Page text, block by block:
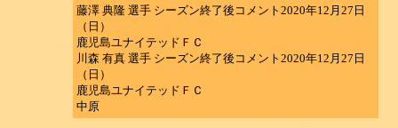
藤澤 典隆 選手 シーズン終了後コメント2020年12月27日
（日）
鹿児島ユナイテッドＦＣ
川森 有真 選手 シーズン終了後コメント2020年12月27日
（日）
鹿児島ユナイテッドＦＣ
中原